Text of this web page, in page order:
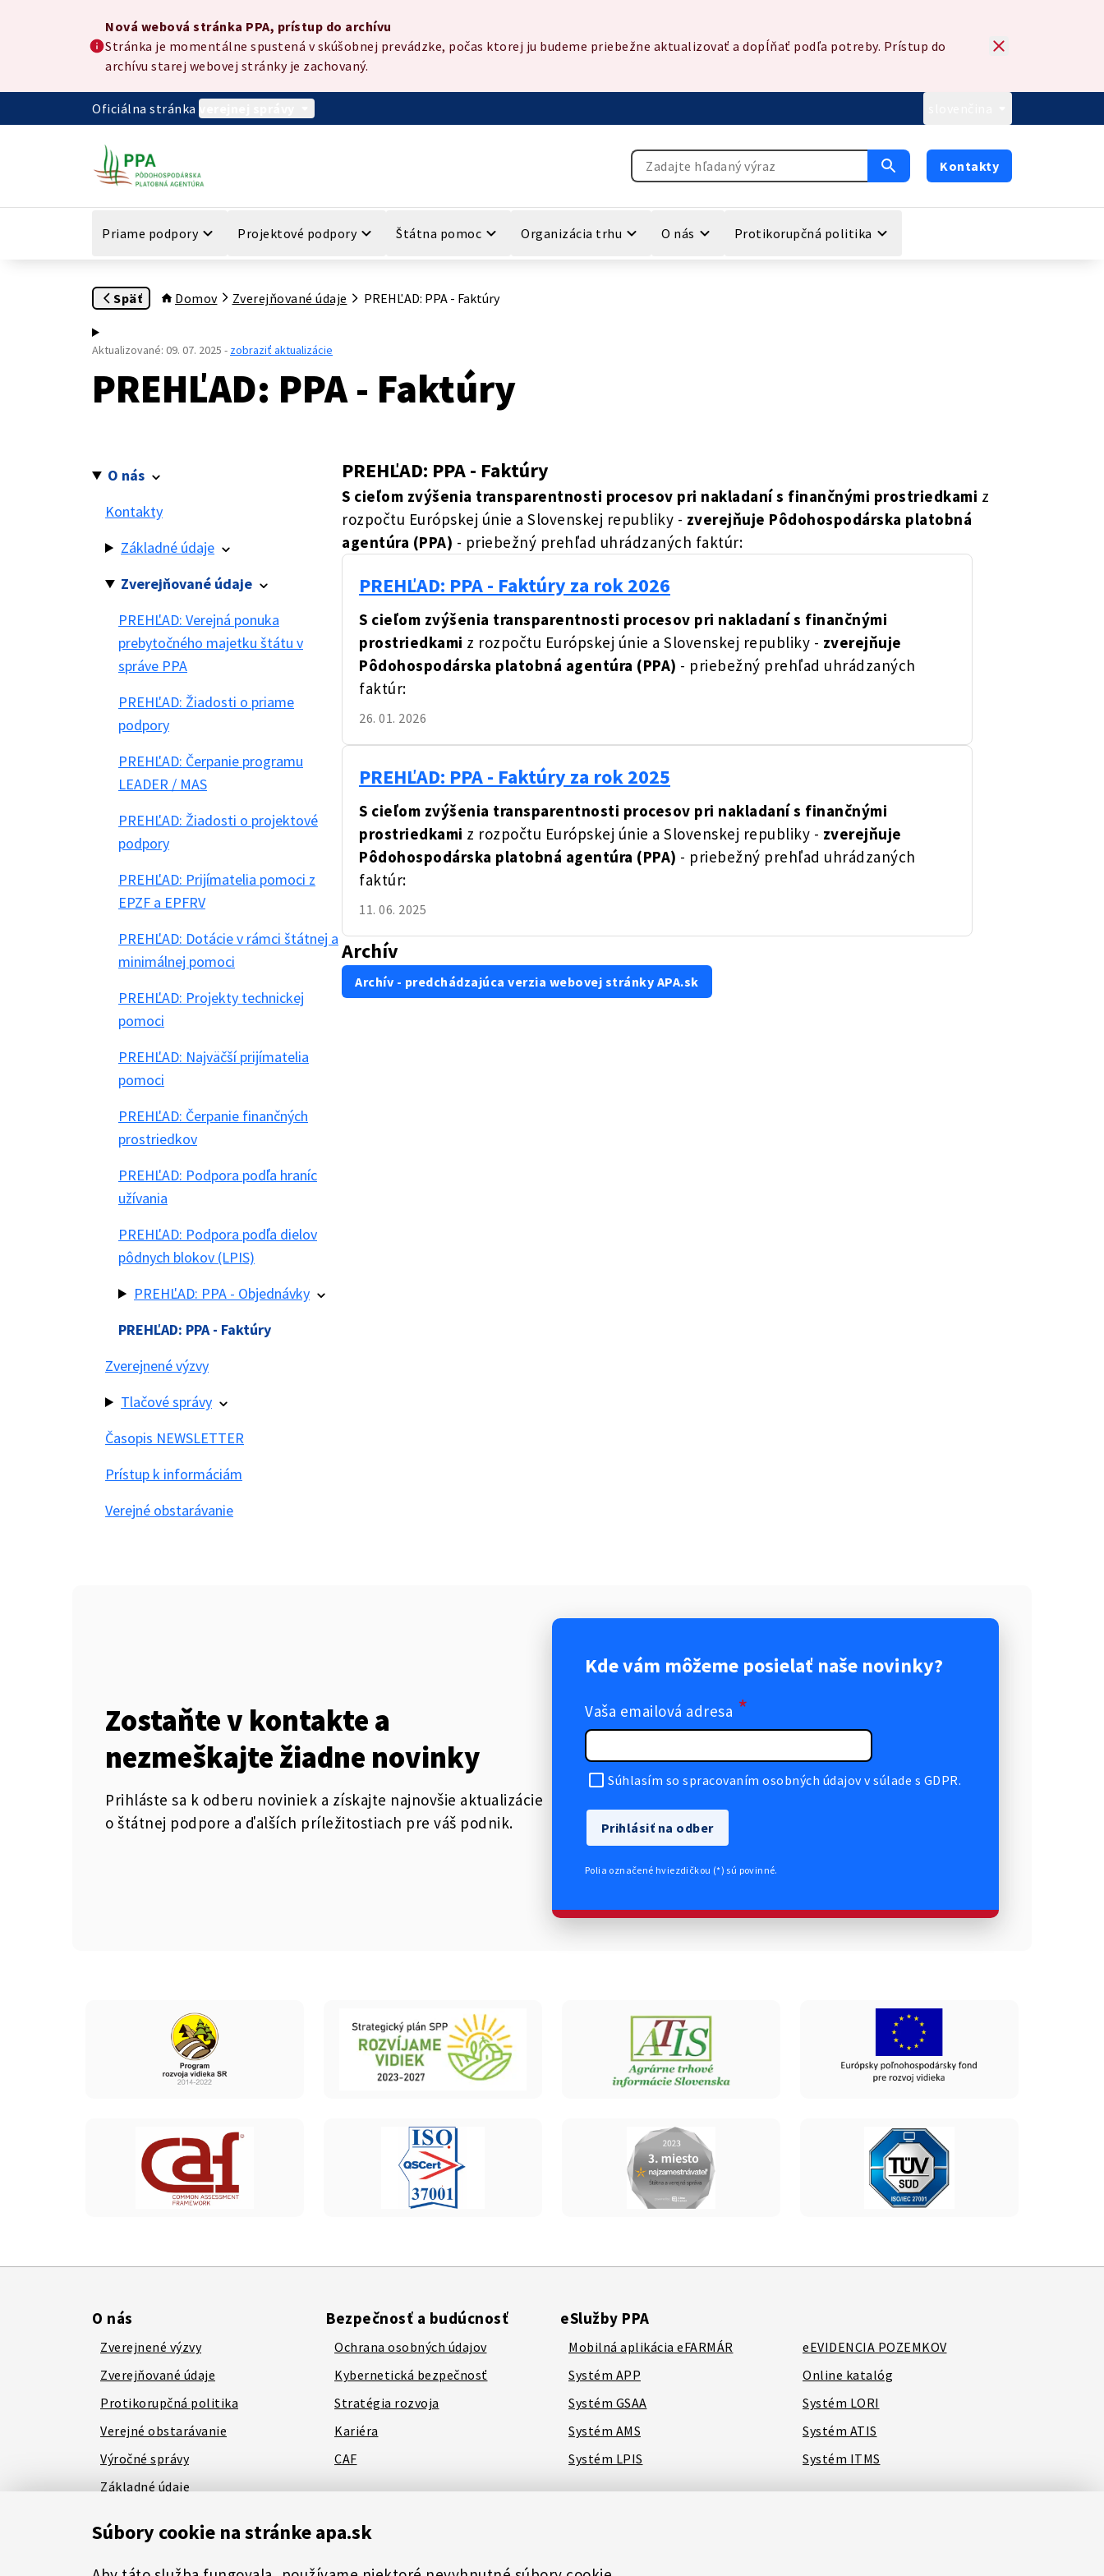
Súbory cookie na stránke apa.sk
Preskočiť na hlavný obsah
Nová webová stránka PPA, prístup do archívu
Nová webová stránka PPA, prístup do archívu
Stránka je momentálne spustená v skúšobnej prevádzke, počas ktorej ju budeme priebežne aktualizovať a dopĺňať podľa potreby. Prístup do
archívu starej webovej stránky je zachovaný.
Oficiálna stránka
Vyhľadávanie Kontakty
Priame podpory Projektové podpory Štátna pomoc Organizácia trhu O nás Protikorupčná politika
Späť Domov Zverejňované údaje PREHĽAD: PPA - Faktúry
Aktualizované: 09. 07. 2025 - zobraziť aktualizácie
PREHĽAD: PPA - Faktúry
O nás
Kontakty
Základné údaje
Zverejňované údaje
PREHĽAD: Verejná ponuka
prebytočného majetku štátu v
správe PPA
PREHĽAD: Žiadosti o priame
podpory
PREHĽAD: Čerpanie programu
LEADER / MAS
PREHĽAD: Žiadosti o projektové
podpory
PREHĽAD: Prijímatelia pomoci z
EPZF a EPFRV
PREHĽAD: Dotácie v rámci štátnej a
minimálnej pomoci
PREHĽAD: Projekty technickej
pomoci
PREHĽAD: Najväčší prijímatelia
pomoci
PREHĽAD: Čerpanie finančných
prostriedkov
PREHĽAD: Podpora podľa hraníc
užívania
PREHĽAD: Podpora podľa dielov
pôdnych blokov (LPIS)
PREHĽAD: PPA - Objednávky
PREHĽAD: PPA - Faktúry
Zverejnené výzvy
Tlačové správy
Časopis NEWSLETTER
Prístup k informáciám
Verejné obstarávanie
PREHĽAD: PPA - Faktúry
S cieľom zvýšenia transparentnosti procesov pri nakladaní s finančnými prostriedkami z
rozpočtu Európskej únie a Slovenskej republiky - zverejňuje Pôdohospodárska platobná
agentúra (PPA) - priebežný prehľad uhrádzaných faktúr:
PREHĽAD: PPA - Faktúry za rok 2026
S cieľom zvýšenia transparentnosti procesov pri nakladaní s finančnými
prostriedkami z rozpočtu Európskej únie a Slovenskej republiky - zverejňuje
Pôdohospodárska platobná agentúra (PPA) - priebežný prehľad uhrádzaných
faktúr:
26. 01. 2026
PREHĽAD: PPA - Faktúry za rok 2025
S cieľom zvýšenia transparentnosti procesov pri nakladaní s finančnými
prostriedkami z rozpočtu Európskej únie a Slovenskej republiky - zverejňuje
Pôdohospodárska platobná agentúra (PPA) - priebežný prehľad uhrádzaných
faktúr:
11. 06. 2025
Archív
Archív - predchádzajúca verzia webovej stránky APA.sk
Zostaňte v kontakte a
nezmeškajte žiadne novinky
Prihláste sa k odberu noviniek a získajte najnovšie aktualizácie
o štátnej podpore a ďalších príležitostiach pre váš podnik.
Kde vám môžeme posielať naše novinky?
Vaša emailová adresa *
Súhlasím so spracovaním osobných údajov v súlade s GDPR.
Prihlásiť na odber
Polia označené hviezdičkou (*) sú povinné.
O nás
Zverejnené výzvy
Zverejňované údaje
Protikorupčná politika
Verejné obstarávanie
Výročné správy
Základné údaje
Bezpečnosť a budúcnosť
Ochrana osobných údajov
Kybernetická bezpečnosť
Stratégia rozvoja
Kariéra
CAF
eSlužby PPA
Mobilná aplikácia eFARMÁR
Systém APP
Systém GSAA
Systém AMS
Systém LPIS
eEVIDENCIA POZEMKOV
Online katalóg
Systém LORI
Systém ATIS
Systém ITMS